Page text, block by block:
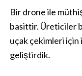
Bir drone ile
basittir. Üreticiler
uçak çekimleri için
geliştirdik.